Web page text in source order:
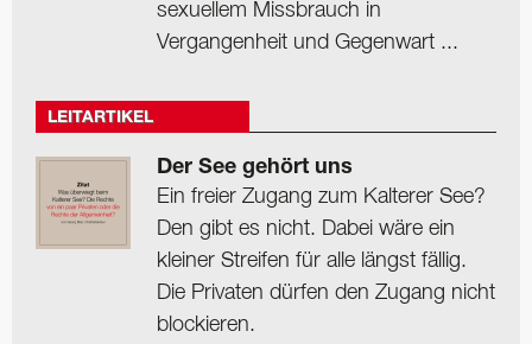
sexuellem Missbrauch in
Vergangenheit und Gegenwart ...
LEITARTIKEL
Der See gehört uns
Ein freier Zugang zum Kalterer See?
Den gibt es nicht. Dabei wäre ein
kleiner Streifen für alle längst fällig.
Die Privaten dürfen den Zugang nicht
blockieren.